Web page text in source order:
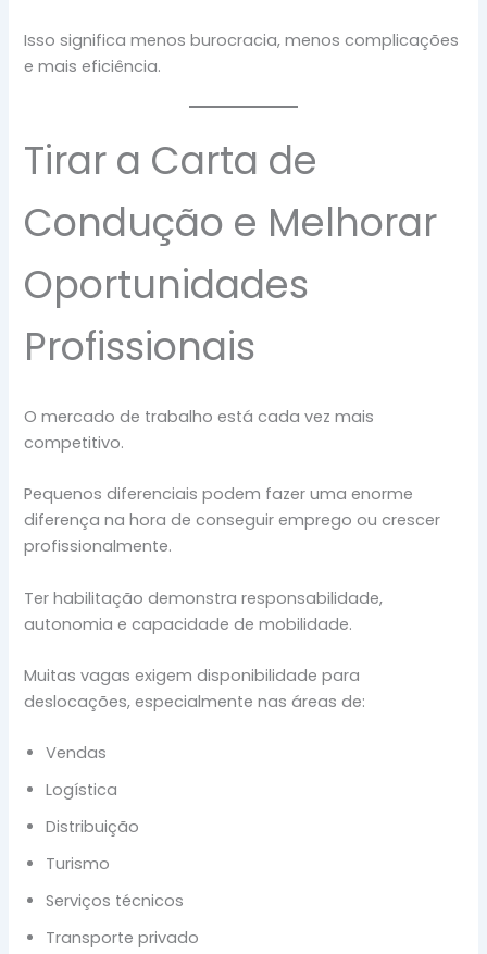
Isso significa menos burocracia, menos complicações
e mais eficiência.
Tirar a Carta de
Condução e Melhorar
Oportunidades
Profissionais
O mercado de trabalho está cada vez mais
competitivo.
Pequenos diferenciais podem fazer uma enorme
diferença na hora de conseguir emprego ou crescer
profissionalmente.
Ter habilitação demonstra responsabilidade,
autonomia e capacidade de mobilidade.
Muitas vagas exigem disponibilidade para
deslocações, especialmente nas áreas de:
Vendas
Logística
Distribuição
Turismo
Serviços técnicos
Transporte privado